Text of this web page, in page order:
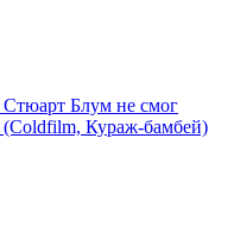
Стюарт Блум не смог
(Coldfilm, Кураж-бамбей)